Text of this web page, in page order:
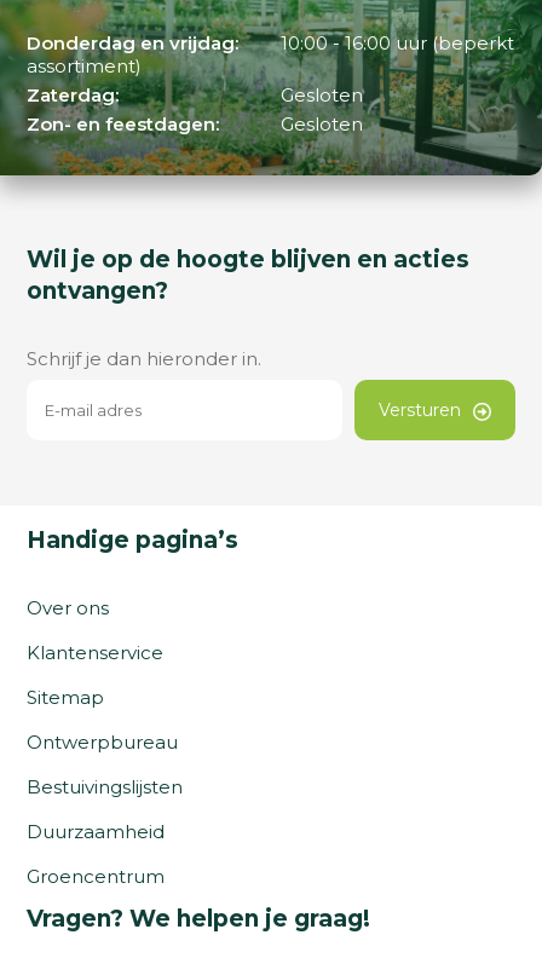
Donderdag en vrijdag:
10:00 - 16:00 uur (beperkt
assortiment)
Zaterdag:
Gesloten
Zon- en feestdagen:
Gesloten
Wil je op de hoogte blijven en acties
ontvangen?
Schrijf je dan hieronder in.
Versturen
Handige pagina’s
Over ons
Klantenservice
Sitemap
Ontwerpbureau
Bestuivingslijsten
Duurzaamheid
Groencentrum
Vragen? We helpen je graag!